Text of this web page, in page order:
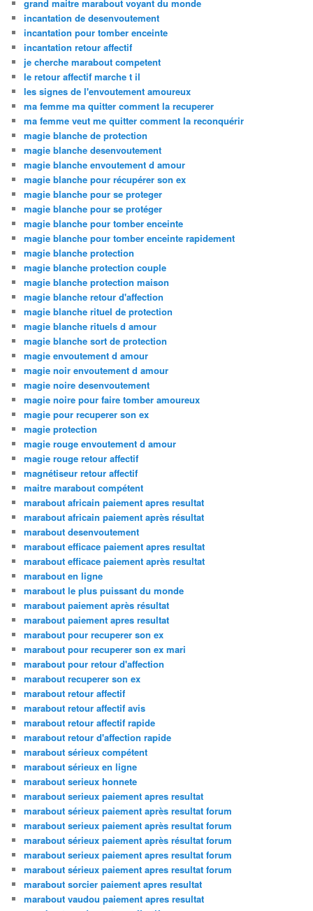
grand maitre marabout voyant du monde
incantation de desenvoutement
incantation pour tomber enceinte
incantation retour affectif
je cherche marabout competent
le retour affectif marche t il
les signes de l'envoutement amoureux
ma femme ma quitter comment la recuperer
ma femme veut me quitter comment la reconquérir
magie blanche de protection
magie blanche desenvoutement
magie blanche envoutement d amour
magie blanche pour récupérer son ex
magie blanche pour se proteger
magie blanche pour se protéger
magie blanche pour tomber enceinte
magie blanche pour tomber enceinte rapidement
magie blanche protection
magie blanche protection couple
magie blanche protection maison
magie blanche retour d'affection
magie blanche rituel de protection
magie blanche rituels d amour
magie blanche sort de protection
magie envoutement d amour
magie noir envoutement d amour
magie noire desenvoutement
magie noire pour faire tomber amoureux
magie pour recuperer son ex
magie protection
magie rouge envoutement d amour
magie rouge retour affectif
magnétiseur retour affectif
maitre marabout compétent
marabout africain paiement apres resultat
marabout africain paiement après résultat
marabout desenvoutement
marabout efficace paiement apres resultat
marabout efficace paiement après resultat
marabout en ligne
marabout le plus puissant du monde
marabout paiement après résultat
marabout paiement apres resultat
marabout pour recuperer son ex
marabout pour recuperer son ex mari
marabout pour retour d'affection
marabout recuperer son ex
marabout retour affectif
marabout retour affectif avis
marabout retour affectif rapide
marabout retour d'affection rapide
marabout sérieux compétent
marabout sérieux en ligne
marabout serieux honnete
marabout serieux paiement apres resultat
marabout sérieux paiement après resultat forum
marabout serieux paiement après resultat forum
marabout sérieux paiement après résultat forum
marabout serieux paiement apres resultat forum
marabout sérieux paiement apres resultat forum
marabout sorcier paiement apres resultat
marabout vaudou paiement apres resultat